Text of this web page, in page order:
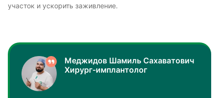
участок и ускорить заживление.
Меджидов Шамиль Сахаватович
Хирург-имплантолог